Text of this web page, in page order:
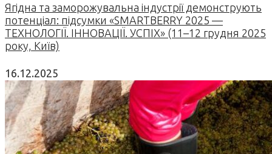
Ягідна та заморожувальна індустрії демонструють
потенціал: підсумки «SMARTBERRY 2025 —
ТЕХНОЛОГІЇ. ІННОВАЦІЇ. УСПІХ» (11–12 грудня 2025
року, Київ)
16.12.2025